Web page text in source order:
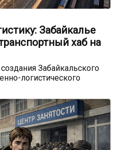
Забайкалье
хаб на
Забайкальского
логистического